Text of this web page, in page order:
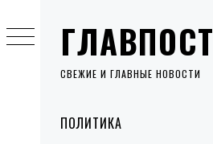
ГЛАВПОСТ
СВЕЖИЕ И ГЛАВНЫЕ НОВОСТИ
MenuПОЛИТИКА
to
content